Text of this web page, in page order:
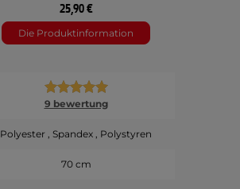
25,90 €
Die Produktinformation
9 bewertung
Polyester , Spandex , Polystyren
70 cm